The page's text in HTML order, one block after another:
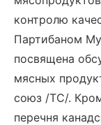
контролю
Партибаном
посвящена
мясных
союз /ТС/.
перечня